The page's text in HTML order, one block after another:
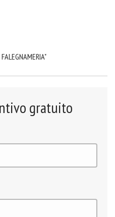
gratuito